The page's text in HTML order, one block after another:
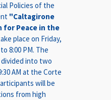
Policies of the
"Caltagirone
for Peace in the
place on Friday,
8:00 PM. The
into two
AM at the Corte
will be
from high